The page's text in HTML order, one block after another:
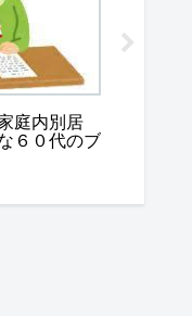
庭内別居
６０代のブ
強欲？